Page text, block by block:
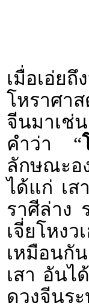
เมื่อเอ่ย
โหราศา
จีนมาเช่
คำว่า “
ลักษณะอ
ได้แก่ เส
ราศีล่าง
เจี่ยโหง
เหมือนกั
เสา อันไ
ดวงจีนระ